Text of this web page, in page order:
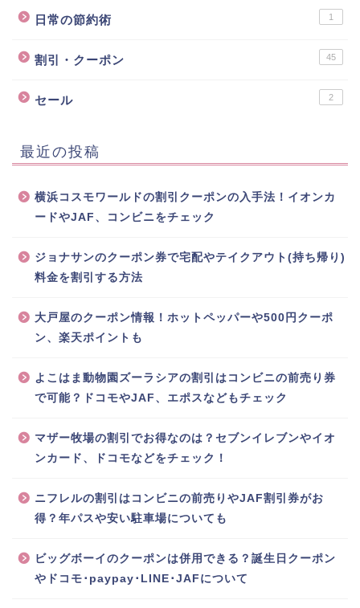
日常の節約術 1
割引・クーポン 45
セール 2
最近の投稿
横浜コスモワールドの割引クーポンの入手法！イオンカ
ードやJAF、コンビニをチェック
ジョナサンのクーポン券で宅配やテイクアウト(持ち帰り)
料金を割引する方法
大戸屋のクーポン情報！ホットペッパーや500円クーポ
ン、楽天ポイントも
よこはま動物園ズーラシアの割引はコンビニの前売り券
で可能？ドコモやJAF、エポスなどもチェック
マザー牧場の割引でお得なのは？セブンイレブンやイオ
ンカード、ドコモなどをチェック！
ニフレルの割引はコンビニの前売りやJAF割引券がお
得？年パスや安い駐車場についても
ビッグボーイのクーポンは併用できる？誕生日クーポン
やドコモ･paypay･LINE･JAFについて